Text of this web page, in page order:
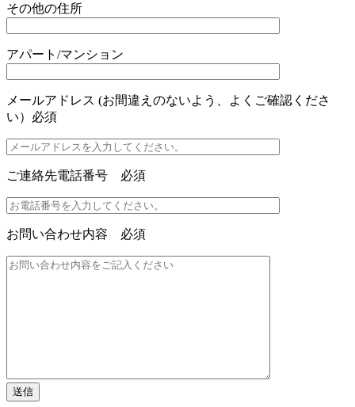
その他の住所
アパート/マンション
メールアドレス (お間違えのないよう、よくご確認くださ
い） 必須
ご連絡先電話番号 必須
お問い合わせ内容 必須